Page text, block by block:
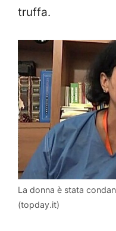
truffa.
La donna è stata
(topday.it)